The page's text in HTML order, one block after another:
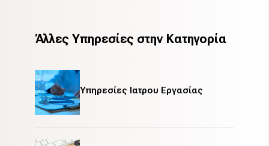
Άλλες Υπηρεσίες στην Κατηγορία
Υπηρεσίες Ιατρου Εργασίας